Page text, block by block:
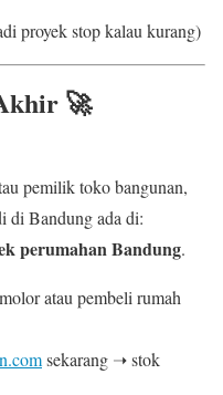
proyek stop kalau kurang)
🚀
pemilik toko bangunan,
di Bandung ada di:
perumahan Bandung.
atau pembeli rumah
sekarang ➝ stok